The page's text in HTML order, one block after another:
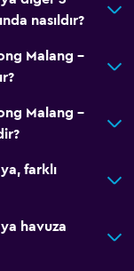
nasıldır?
Malang -
Malang -
farklı
havuza